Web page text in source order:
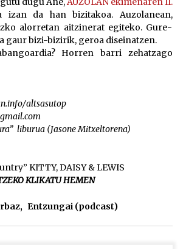
San Pedro jaietako bertso-saioa
2026/07/09
2026/07/07
batekin dator beti
2026/07/07
aretoan
izan da han bizitakoa. Auzolanean,
alorretan aitzinerat egiteko. Gure-
gaur bizi-bizirik, geroa diseinatzen.
Horren barri zehatzago
altsasutop
liburua (Jasone Mitxeltorena)
KITTY, DAISY & LEWIS
KLIKATU HEMEN
, Entzungai (podcast)